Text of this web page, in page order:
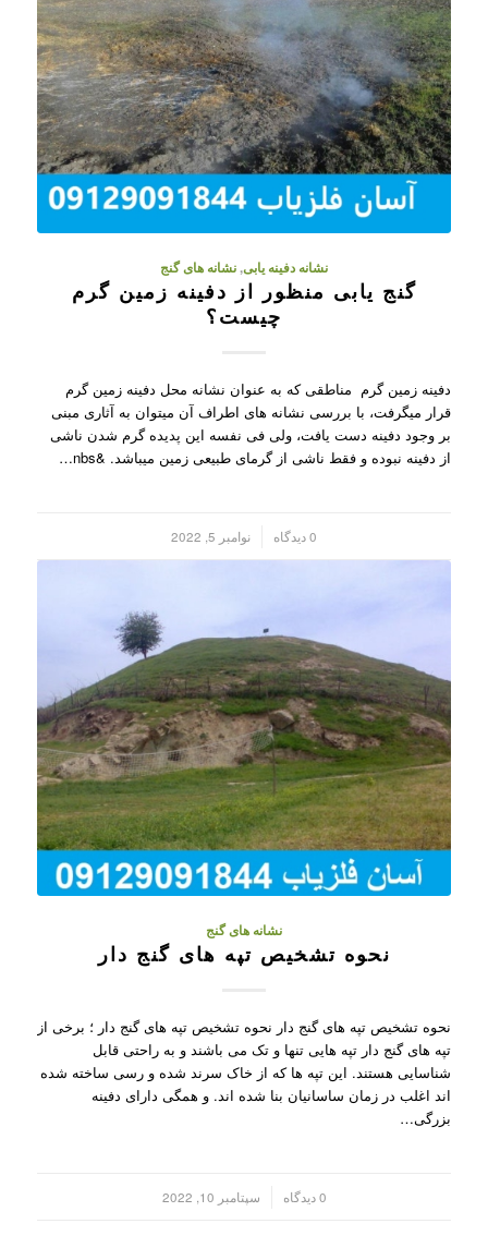
نشانه دفینه یابی,نشانه های گنج
گنج یابی منظور از دفینه زمین گرم
چیست؟
دفینه زمین گرم مناطقی که به عنوان نشانه محل دفینه زمین گرم
قرار میگرفت، با بررسی نشانه های اطراف آن میتوان به آثاری مبنی
بر وجود دفینه دست یافت، ولی فی نفسه این پدیده گرم شدن ناشی
از دفینه نبوده و فقط ناشی از گرمای طبیعی زمین میباشد. &nbs…
0 دیدگاه نوامبر 5, 2022
نشانه های گنج
نحوه تشخیص تپه های گنج دار
نحوه تشخیص تپه های گنج دار نحوه تشخیص تپه های گنج دار ؛ برخی از
تپه های گنج دار تپه هایی تنها و تک می باشند و به راحتی قابل
شناسایی هستند. این تپه ها که از خاک سرند شده و رسی ساخته شده
اند اغلب در زمان ساسانیان بنا شده اند. و همگی دارای دفینه
بزرگی…
0 دیدگاه سپتامبر 10, 2022